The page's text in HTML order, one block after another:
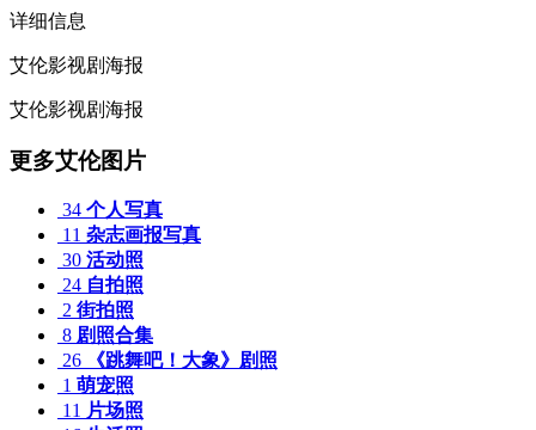
详细信息
艾伦影视剧海报
艾伦影视剧海报
更多艾伦图片
34 个人写真
11 杂志画报写真
30 活动照
24 自拍照
2 街拍照
8 剧照合集
26
《跳舞吧！大象》剧照
1 萌宠照
11 片场照